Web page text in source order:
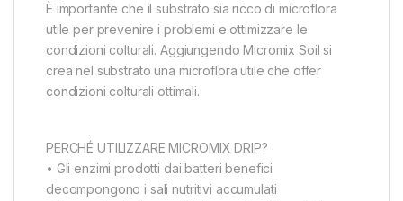
È importante che il substrato sia ricco di microflora
utile per prevenire i problemi e ottimizzare le
condizioni colturali. Aggiungendo Micromix Soil si
crea nel substrato una microflora utile che offer
condizioni colturali ottimali.
PERCHÉ UTILIZZARE MICROMIX DRIP?
• Gli enzimi prodotti dai batteri benefici
decompongono i sali nutritivi accumulati